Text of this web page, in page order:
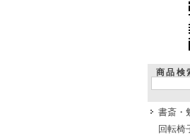
商品検
書斎・
回転椅